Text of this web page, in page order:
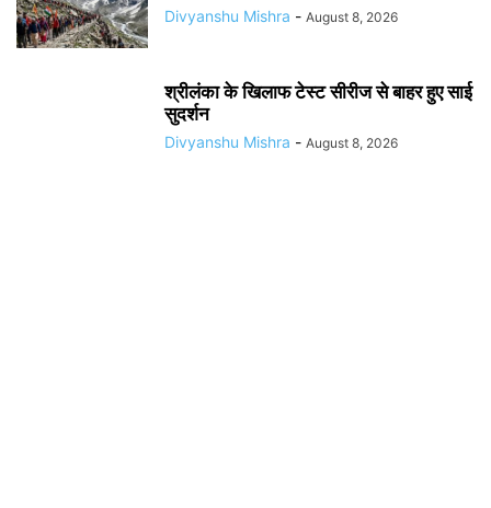
Divyanshu Mishra - August 8, 2026
श्रीलंका के खिलाफ टेस्ट सीरीज से बाहर हुए साई
सुदर्शन
Divyanshu Mishra - August 8, 2026